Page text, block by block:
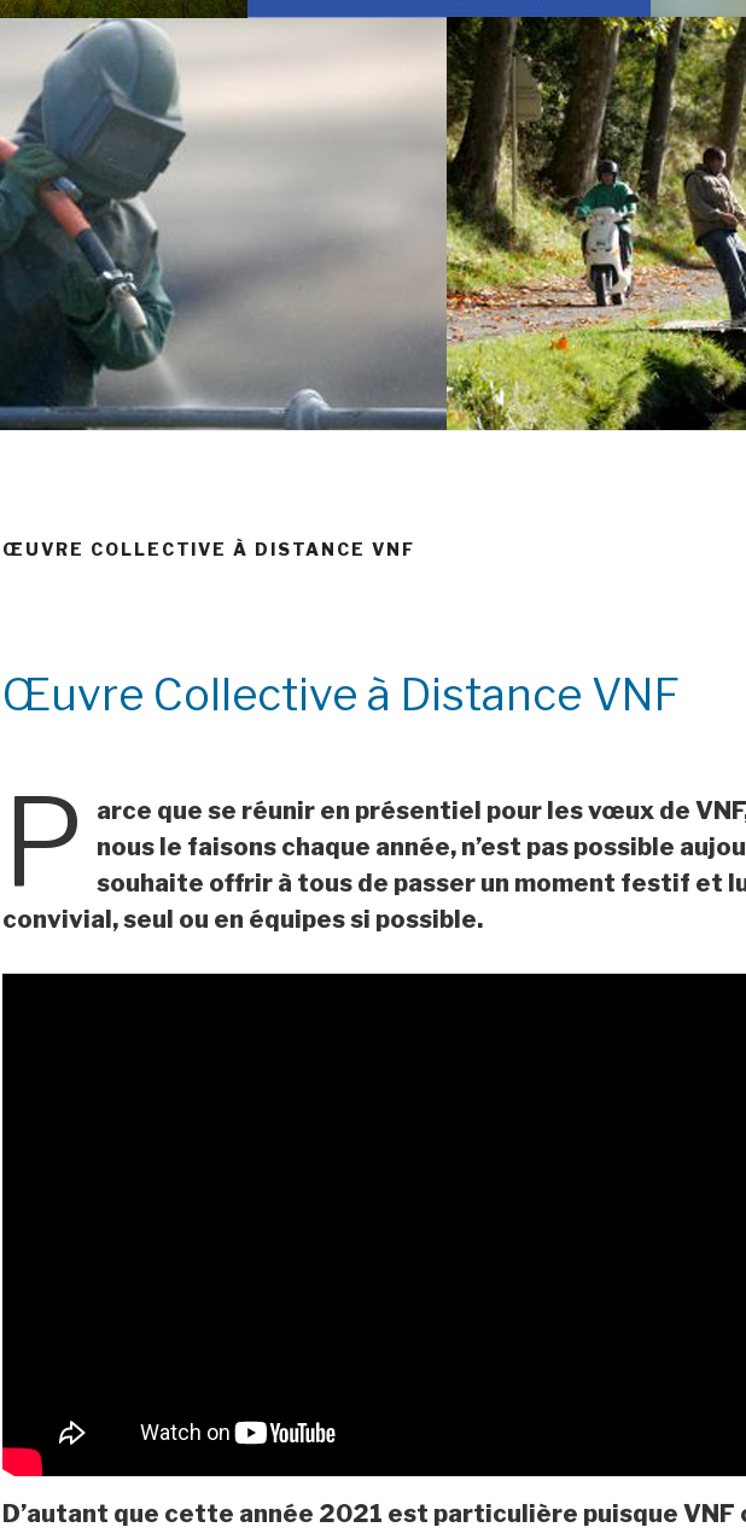
ŒUVRE COLLECTIVE À DISTANCE VNF
Œuvre Collective à Distance VNF
P
arce que se réunir en présentiel pour les vœux de
nous le faisons chaque année, n’est pas possible
souhaite offrir à tous de passer un moment festif et
convivial, seul ou en équipes si possible.
D’autant que cette année 2021 est particulière puisque VNF